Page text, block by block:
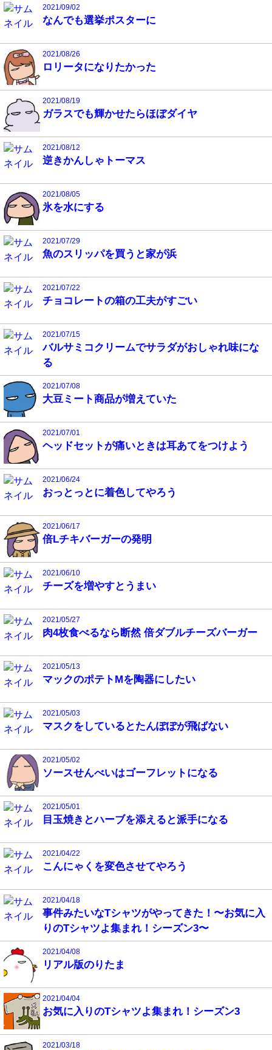
2021/09/02
なんでも選挙ポスターに
2021/08/26
ロリータになりたかった
2021/08/19
ガラスでも輝かせたらほぼダイヤ
2021/08/12
逆きかんしゃトーマス
2021/08/05
氷を水にする
2021/07/29
魚のスリッパを買うと家が浜
2021/07/22
チョコレートの箱の工夫がすごい
2021/07/15
バルサミコクリームでサラダがおしゃれ味にな
る
2021/07/08
大豆ミート商品が増えていた
2021/07/01
ヘッドセットが痛いときは耳あてをつけよう
2021/06/24
おっとっとに着色してやろう
2021/06/17
倍Lチキバーガーの発明
2021/06/10
チーズを増やすとうまい
2021/05/27
肉4枚食べるなら断然 倍ダブルチーズバーガー
2021/05/13
マックのポテトMを陶器にしたい
2021/05/03
マスクをしているとたんぽぽが飛ばない
2021/05/02
ソースせんべいはゴーフレットになる
2021/05/01
目玉焼きとハーブを添えると派手になる
2021/04/22
こんにゃくを変色させてやろう
2021/04/18
事件みたいなTシャツがやってきた！〜お気に入
りのTシャツよ集まれ！シーズン3〜
2021/04/08
リアル版のりたま
2021/04/04
お気に入りのTシャツよ集まれ！シーズン3
2021/03/18